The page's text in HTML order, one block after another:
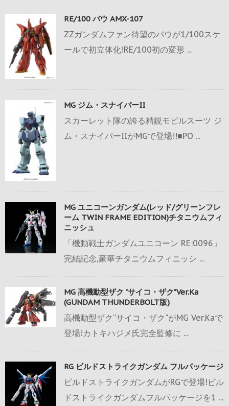
RE/100 バウ AMX-107
ZZガンダムファン待望のバウが1/100スケ
ールで初立体化!RE/100初の変形 ...
MG ジム・スナイパーII
スカーレット隊の誇る精鋭モビルスーツ ジ
ム・スナイパーIIがMGで登場!!■PO ...
MG ユニコーンガンダム(レッド/グリーンフレ
ーム TWIN FRAME EDITION)チタニウムフィ
ニッシュ
「機動戦士ガンダムユニコーン RE:0096」
完結記念,豪華チタニウムフィニッシ ...
MG 高機動型ザク "サイコ・ザク"Ver.Ka
(GUNDAM THUNDERBOLT版)
高機動型ザク“サイコ・ザク"がMG Ver.Kaで
登場!カトキハジメ氏完全監修に ...
RG ビルドストライクガンダム フルパッケージ
ビルドストライクガンダムがRGで登場!ビル
ドストライクガンダムフルパッケージを1 ...